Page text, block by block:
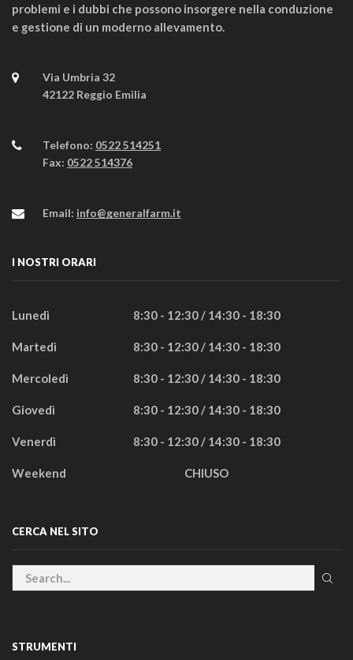
problemi e i dubbi che possono insorgere nella conduzione
e gestione di un moderno allevamento.
Via Umbria 32
42122 Reggio Emilia
Telefono: 0522 514251
Fax: 0522 514376
Email: info@generalfarm.it
I NOSTRI ORARI
Lunedì 8:30 - 12:30 / 14:30 - 18:30
Martedì 8:30 - 12:30 / 14:30 - 18:30
Mercoledì 8:30 - 12:30 / 14:30 - 18:30
Giovedì 8:30 - 12:30 / 14:30 - 18:30
Venerdì 8:30 - 12:30 / 14:30 - 18:30
Weekend CHIUSO
CERCA NEL SITO
STRUMENTI